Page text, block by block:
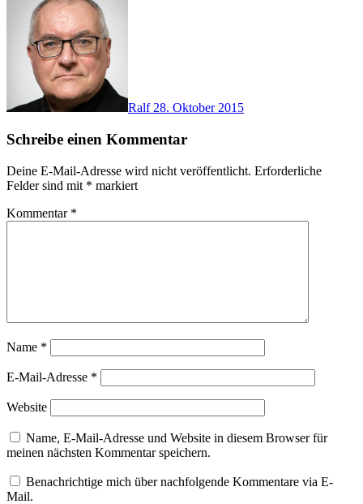
Ralf 28. Oktober 2015
Schreibe einen Kommentar
Deine E-Mail-Adresse wird nicht veröffentlicht. Erforderliche
Felder sind mit * markiert
Kommentar *
Name *
E-Mail-Adresse *
Website
Name, E-Mail-Adresse und Website in diesem Browser für
meinen nächsten Kommentar speichern.
Benachrichtige mich über nachfolgende Kommentare via E-
Mail.